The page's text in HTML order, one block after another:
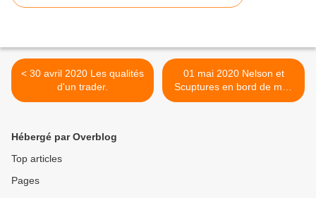
< 30 avril 2020 Les qualités
d'un trader.
01 mai 2020 Nelson et
Scuptures en bord de mer.
>
Hébergé par Overblog
Top articles
Pages